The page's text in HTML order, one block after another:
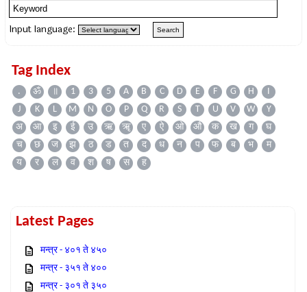
Input language:
Tag Index
. ॐ ॥ 1 3 5 A B C D E F G H
I
J
K L M N O P Q R S T U V W
Y
अ
आ इ ई उ ऋ ॠ ए ऐ ओ औ क ख ग
घ
च
छ ज झ ठ ड त द ध न प फ ब भ
म
य
र ल व श ष स ह
Latest Pages
मन्त्र - ४०१ ते ४५०
मन्त्र - ३५१ ते ४००
मन्त्र - ३०१ ते ३५०